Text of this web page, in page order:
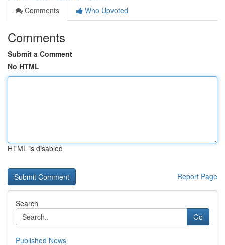
Comments
Who Upvoted
Comments
Submit a Comment
No HTML
HTML is disabled
Report Page
Search
Go
Published News